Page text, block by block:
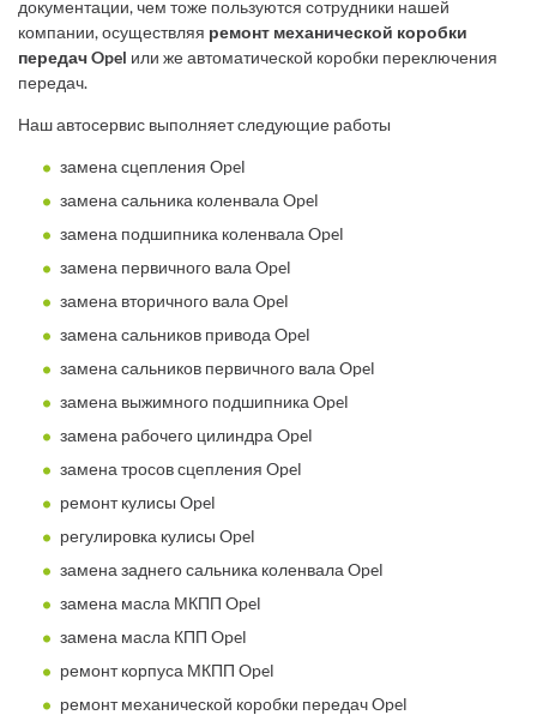
документации, чем тоже пользуются сотрудники нашей
компании, осуществляя ремонт механической коробки
передач Opel или же автоматической коробки переключения
передач.
Наш автосервис выполняет следующие работы
замена сцепления Opel
замена сальника коленвала Opel
замена подшипника коленвала Opel
замена первичного вала Opel
замена вторичного вала Opel
замена сальников привода Opel
замена сальников первичного вала Opel
замена выжимного подшипника Opel
замена рабочего цилиндра Opel
замена тросов сцепления Opel
ремонт кулисы Opel
регулировка кулисы Opel
замена заднего сальника коленвала Opel
замена масла МКПП Opel
замена масла КПП Opel
ремонт корпуса МКПП Opel
ремонт механической коробки передач Opel